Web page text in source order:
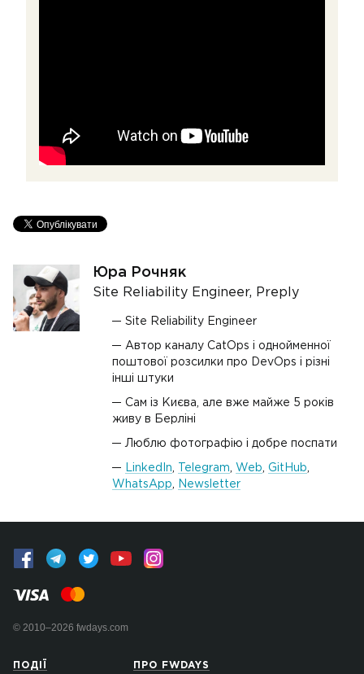
Юра Рочняк
Site Reliability Engineer, Preply
Site Reliability Engineer
Автор каналу CatOps і однойменної
поштової розсилки про DevOps і різні
інші штуки
Сам із Києва, але вже майже 5 років
живу в Берліні
Люблю фотографію і добре поспати
LinkedIn Telegram Web GitHub
WhatsApp
Newsletter
© 2010–2026 fwdays.com
ПОДІЇ ПРО FWDAYS